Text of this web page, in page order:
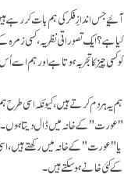
آئیے جس اندازِ فکر کی ہم بات کر رہے
کیا ہے؟ ایک تصوراتی نظریہ، کسی
کو کسی چیز کا تجربہ ہوتا ہے اور ہم
ہم یہ ہر دم کرتے ہیں، کیونکہ اسی
"عورت" کے خانہ میں ڈال دیتا ہوں۔
یا "عورت" کے خانہ میں رکھتے
کے کئی خانے ہو سکتے ہیں۔